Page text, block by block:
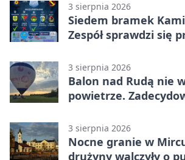
3 sierpnia 2026
Siedem bramek
Zespół sprawdzi się
3 sierpnia 2026
Balon nad Rudą nie
powietrze.
3 sierpnia 2026
Nocne granie w
drużyny walczyły o